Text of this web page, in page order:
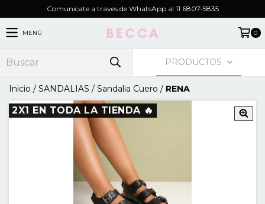
Comunicate a traves de WhatsApp al 11 6807-5835
MENÚ 0
PRODUCTOS
Inicio / SANDALIAS / Sandalia Cuero / RENA
2X1 EN TODA LA TIENDA 🔥